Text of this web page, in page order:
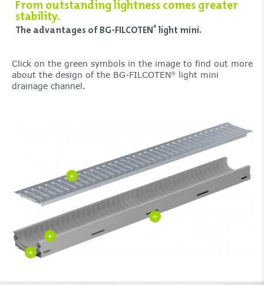
From outstanding lightness comes greater
stability.
The advantages of BG-FILCOTEN® light mini.
Click on the green symbols in the image to find out more
about the design of the BG-FILCOTEN® light mini
drainage channel.
+
+
+
+